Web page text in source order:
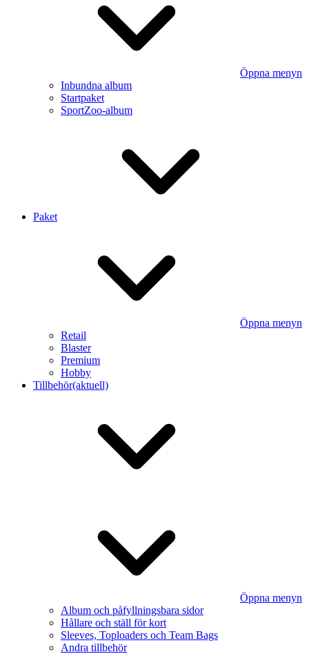
Öppna menyn
Inbundna album
Startpaket
SportZoo-album
Paket
Öppna menyn
Retail
Blaster
Premium
Hobby
Tillbehör(aktuell)
Öppna menyn
Album och påfyllningsbara sidor
Hållare och ställ för kort
Sleeves, Toploaders och Team Bags
Andra tillbehör